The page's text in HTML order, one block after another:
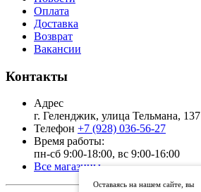
Оплата
Доставка
Возврат
Вакансии
Контакты
Адрес
г. Геленджик, улица Тельмана, 137
Телефон +7 (928) 036-56-27
Время работы:
пн-сб 9:00-18:00, вс 9:00-16:00
Все магазины
Оставаясь на нашем сайте, вы